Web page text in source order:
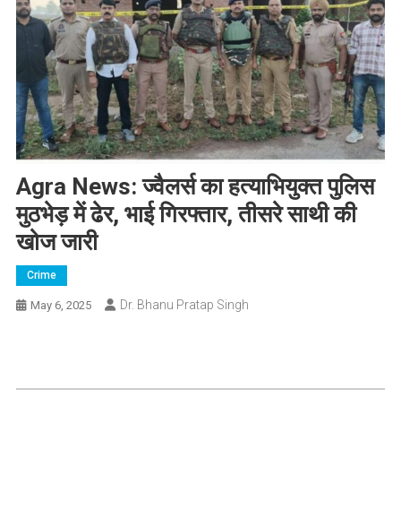
Agra News: ज्वैलर्स का हत्याभियुक्त पुलिस
मुठभेड़ में ढेर, भाई गिरफ्तार, तीसरे साथी की
खोज जारी
Crime
May 6, 2025 Dr. Bhanu Pratap Singh